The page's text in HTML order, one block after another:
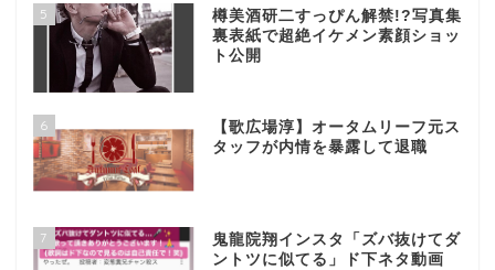
5
樽美酒研二すっぴん解禁!?写真集
裏表紙で超絶イケメン素顔ショッ
ト公開
6
【歌広場淳】オータムリーフ元ス
タッフが内情を暴露して退職
7
鬼龍院翔インスタ「ズバ抜けてダ
ントツに似てる」ド下ネタ動画